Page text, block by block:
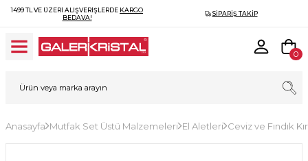
1499 TL VE ÜZERI ALIŞVERIŞLERDE KARGO
BEDAVA!
SIPARIŞ TAKIP
0
Anasayfa Mutfak Set Üstü Malzemeleri El Aletleri Ceviz ve Fındık